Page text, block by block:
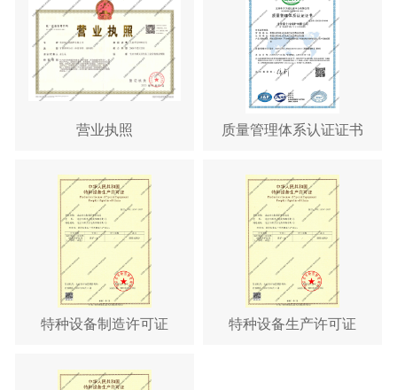
营业执照 质量管理体系认证证书
特种设备制造许可证 特种设备生产许可证